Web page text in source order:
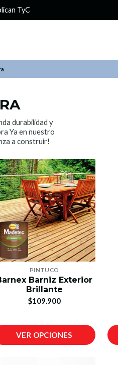
durabilidad y
Ya en nuestro
a construir!
PINTUCO
Barniz Exterior
Brillante
$109.900
VER OPCIONES